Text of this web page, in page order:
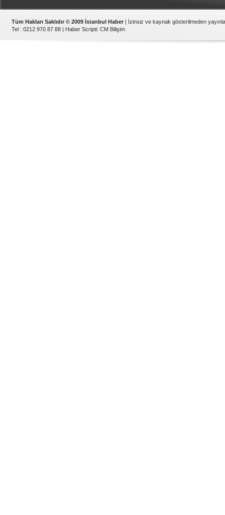
Tüm Hakları Saklıdır © 2009 İstanbul Haber | İzinsiz ve kaynak gösterilmeden
Tel : 0212 970 87 88 | Haber Scripti: CM Bilişim